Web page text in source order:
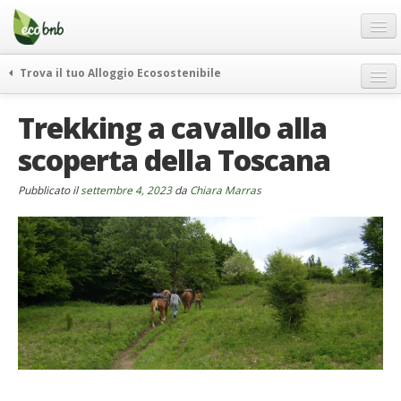
Menu
Salta
contenuto
Offerte Speciali
Regali
FAQ
Chi Siamo
Partner
Contatti
Italiano
German
English
Trova il tuo Alloggio Ecosostenibile
itinerari
curiosità
vivere e viaggiare verde
ecohotel
rassegna stampa
Trekking a cavallo alla
scoperta della Toscana
Pubblicato ilsettembre 4, 2023da Chiara Marras